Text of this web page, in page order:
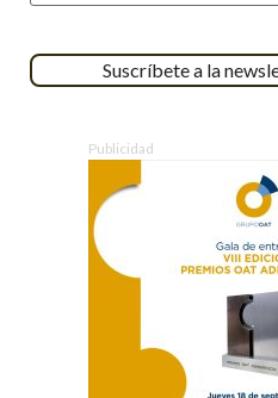
Suscríbete a la
Publicidad